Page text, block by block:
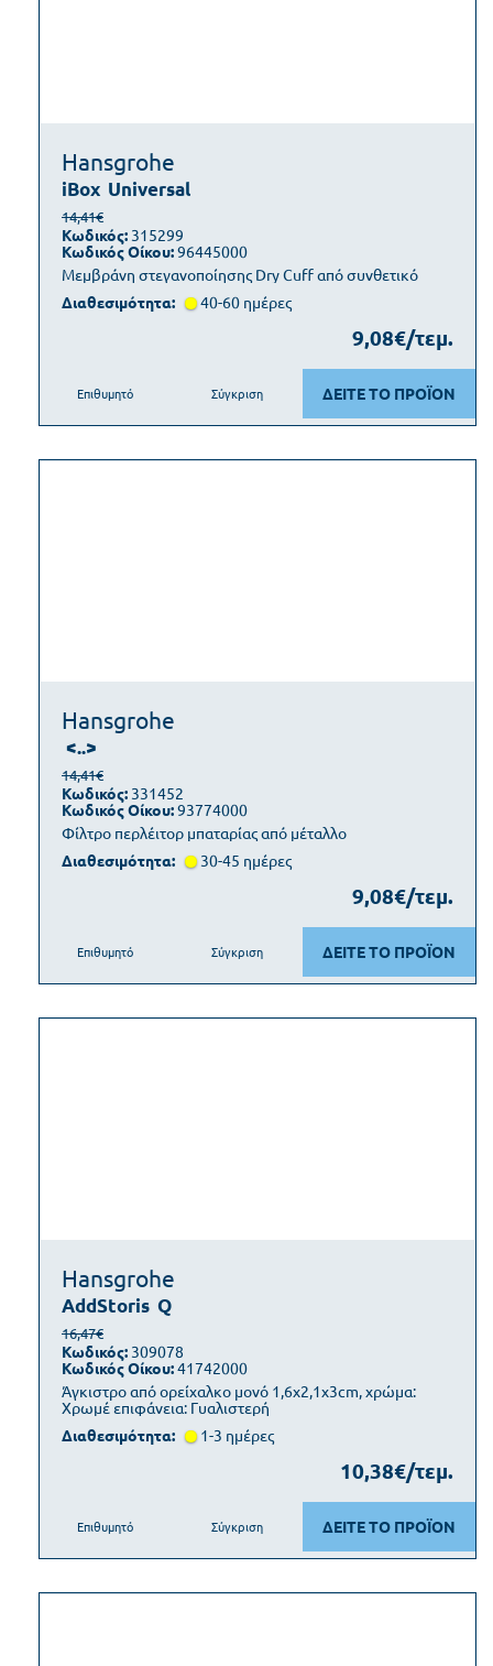
Hansgrohe
iBox Universal
Μεμβράνη στεγανοποίησης Dry Cuff από συνθετικό
14,41€
Κωδικός: 315299
Κωδικός Οίκου:96445000
Διαθεσιμότητα: 40-60 ημέρες
9,08€/τεμ.
ΔΕΙΤΕ ΤΟ ΠΡΟΪΟΝ
Επιθυμητό Σύγκριση
Hansgrohe
<..>
Φίλτρο περλέιτορ μπαταρίας από μέταλλο
14,41€
Κωδικός: 331452
Κωδικός Οίκου:93774000
Διαθεσιμότητα: 30-45 ημέρες
9,08€/τεμ.
ΔΕΙΤΕ ΤΟ ΠΡΟΪΟΝ
Επιθυμητό Σύγκριση
Hansgrohe
AddStoris Q
Άγκιστρο από ορείχαλκο μονό 1,6x2,1x3cm, χρώμα:
Χρωμέ επιφάνεια: Γυαλιστερή
16,47€
Κωδικός: 309078
Κωδικός Οίκου:41742000
Διαθεσιμότητα: 1-3 ημέρες
10,38€/τεμ.
ΔΕΙΤΕ ΤΟ ΠΡΟΪΟΝ
Επιθυμητό Σύγκριση